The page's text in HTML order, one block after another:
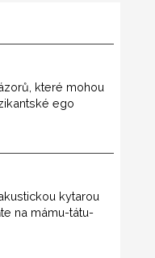
které mohou
ego
kytarou
na mámu-tátu-